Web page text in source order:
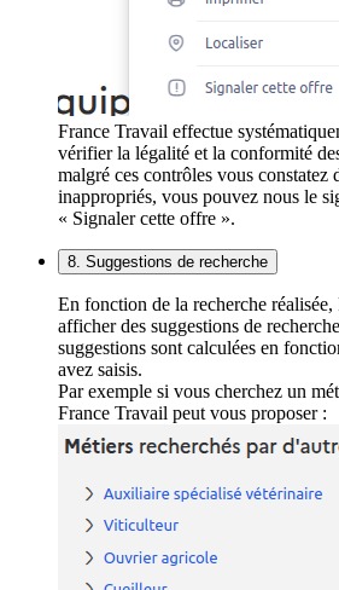
France Travail effectue
vérifier la légalité et la conformité
malgré ces contrôles vous constatez
inappropriés, vous pouvez nous le
« Signaler cette offre ».
8. Suggestions de recherche
En fonction de la recherche
afficher des suggestions de
suggestions sont calculées en
avez saisis.
Par exemple si vous cherchez un
France Travail peut vous proposer :